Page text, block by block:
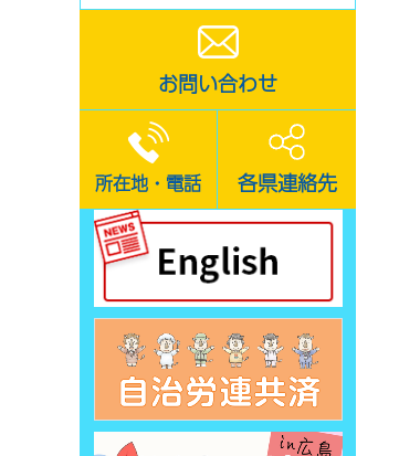
お問い合わせ
所在地・電話 各県連絡先